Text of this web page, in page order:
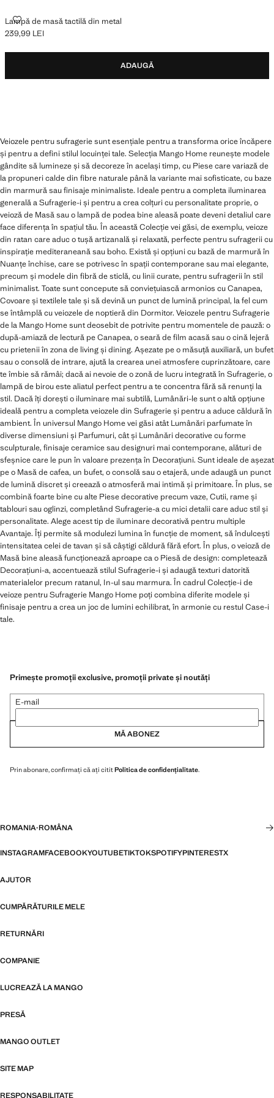
Lampă de masă tactilă din metal
LAMPĂ DE MASĂ TACTILĂ DIN METAL
Preț actual [239,99 LEI ]
239,99 LEI
ADAUGĂ
Veiozele pentru sufragerie sunt esențiale pentru a transforma orice încăpere
și pentru a defini stilul locuinței tale. Selecția Mango Home reunește modele
gândite să lumineze și să decoreze în același timp, cu Piese care variază de
la propuneri calde din fibre naturale până la variante mai sofisticate, cu baze
din marmură sau finisaje minimaliste. Ideale pentru a completa iluminarea
generală a Sufragerie-i și pentru a crea colțuri cu personalitate proprie, o
veioză de Masă sau o lampă de podea bine aleasă poate deveni detaliul care
face diferența în spațiul tău. În această Colecție vei găsi, de exemplu, veioze
din ratan care aduc o tușă artizanală și relaxată, perfecte pentru sufragerii cu
inspirație mediteraneană sau boho. Există și opțiuni cu bază de marmură în
Nuanțe închise, care se potrivesc în spații contemporane sau mai elegante,
precum și modele din fibră de sticlă, cu linii curate, pentru sufragerii în stil
minimalist. Toate sunt concepute să conviețuiască armonios cu Canapea,
Covoare și textilele tale și să devină un punct de lumină principal, la fel cum
se întâmplă cu veiozele de noptieră din Dormitor. Veiozele pentru Sufragerie
de la Mango Home sunt deosebit de potrivite pentru momentele de pauză: o
după-amiază de lectură pe Canapea, o seară de film acasă sau o cină lejeră
cu prietenii în zona de living și dining. Așezate pe o măsuță auxiliară, un bufet
sau o consolă de intrare, ajută la crearea unei atmosfere cuprinzătoare, care
te îmbie să rămâi; dacă ai nevoie de o zonă de lucru integrată în Sufragerie, o
lampă de birou este aliatul perfect pentru a te concentra fără să renunți la
stil. Dacă îți dorești o iluminare mai subtilă, Lumânări-le sunt o altă opțiune
ideală pentru a completa veiozele din Sufragerie și pentru a aduce căldură în
ambient. În universul Mango Home vei găsi atât Lumânări parfumate în
diverse dimensiuni și Parfumuri, cât și Lumânări decorative cu forme
sculpturale, finisaje ceramice sau designuri mai contemporane, alături de
sfeșnice care le pun în valoare prezența în Decorațiuni. Sunt ideale de așezat
pe o Masă de cafea, un bufet, o consolă sau o etajeră, unde adaugă un punct
de lumină discret și creează o atmosferă mai intimă și primitoare. În plus, se
combină foarte bine cu alte Piese decorative precum vaze, Cutii, rame și
tablouri sau oglinzi, completând Sufragerie-a cu mici detalii care aduc stil și
personalitate. Alege acest tip de iluminare decorativă pentru multiple
Avantaje. Îți permite să modulezi lumina în funcție de moment, să îndulcești
intensitatea celei de tavan și să câștigi căldură fără efort. În plus, o veioză de
Masă bine aleasă funcționează aproape ca o Piesă de design: completează
Decorațiuni-a, accentuează stilul Sufragerie-i și adaugă texturi datorită
materialelor precum ratanul, In-ul sau marmura. În cadrul Colecție-i de
veioze pentru Sufragerie Mango Home poți combina diferite modele și
finisaje pentru a crea un joc de lumini echilibrat, în armonie cu restul Case-i
tale.
Primește promoții exclusive, promoții private și noutăți
E-mail
MĂ ABONEZ
Prin abonare, confirmați că ați cititPolitica de confidențialitate.
ROMANIA·ROMÂNA
INSTAGRAMFACEBOOKYOUTUBETIKTOKSPOTIFYPINTERESTX
AJUTOR
CUMPĂRĂTURILE MELE
RETURNĂRI
COMPANIE
LUCREAZĂ LA MANGO
PRESĂ
MANGO OUTLET
SITE MAP
RESPONSABILITATE